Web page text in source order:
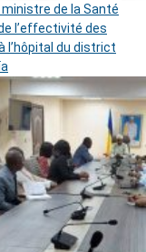
ministre de la Santé
l’effectivité des
l’hôpital du district